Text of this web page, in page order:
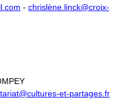
- chrislène.linck@croix-
et-partages.fr